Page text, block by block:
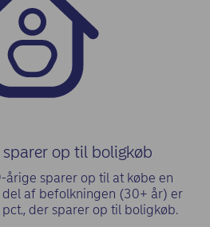
op til boligkøb
sparer op til at købe en
af befolkningen (30+ år) er
der sparer op til boligkøb.